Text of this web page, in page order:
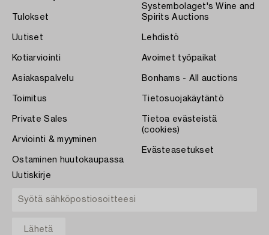
Tulokset
Uutiset
Kotiarviointi
Asiakaspalvelu
Toimitus
Private Sales
Arviointi & myyminen
Ostaminen huutokaupassa
Systembolaget's Wine and
Spirits Auctions
Lehdistö
Avoimet työpaikat
Bonhams - All auctions
Tietosuojakäytäntö
Tietoa evästeistä
(cookies)
Evästeasetukset
Uutiskirje